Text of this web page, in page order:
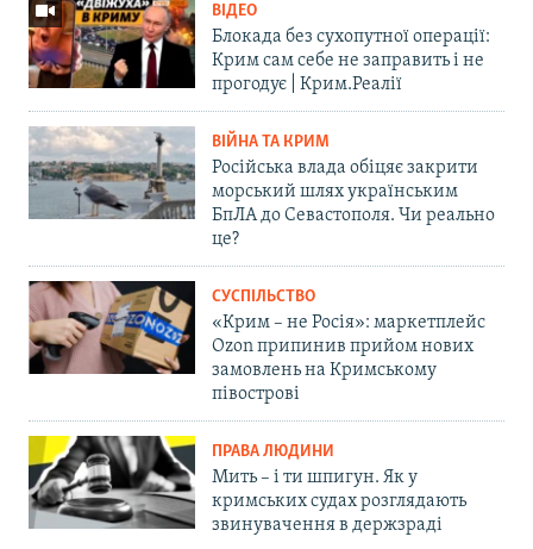
ВІДЕО
Блокада без сухопутної операції:
Крим сам себе не заправить і не
прогодує | Крим.Реалії
ВІЙНА ТА КРИМ
Російська влада обіцяє закрити
морський шлях українським
БпЛА до Севастополя. Чи реально
це?
СУСПІЛЬСТВО
«Крим – не Росія»: маркетплейс
Ozon припинив прийом нових
замовлень на Кримському
півострові
ПРАВА ЛЮДИНИ
Мить – і ти шпигун. Як у
кримських судах розглядають
звинувачення в держзраді